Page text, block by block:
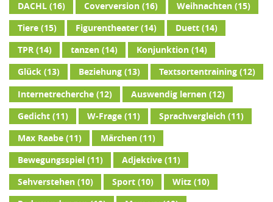
DACHL(16) Coverversion(16) Weihnachten(15)
Tiere(15) Figurentheater(14) Duett(14)
TPR(14) tanzen(14) Konjunktion(14)
Glück(13) Beziehung(13) Textsortentraining(12)
Internetrecherche(12) Auswendig lernen(12)
Gedicht(11) W-Frage(11) Sprachvergleich(11)
Max Raabe(11) Märchen(11)
Bewegungsspiel(11) Adjektive(11)
Sehverstehen(10) Sport(10) Witz(10)